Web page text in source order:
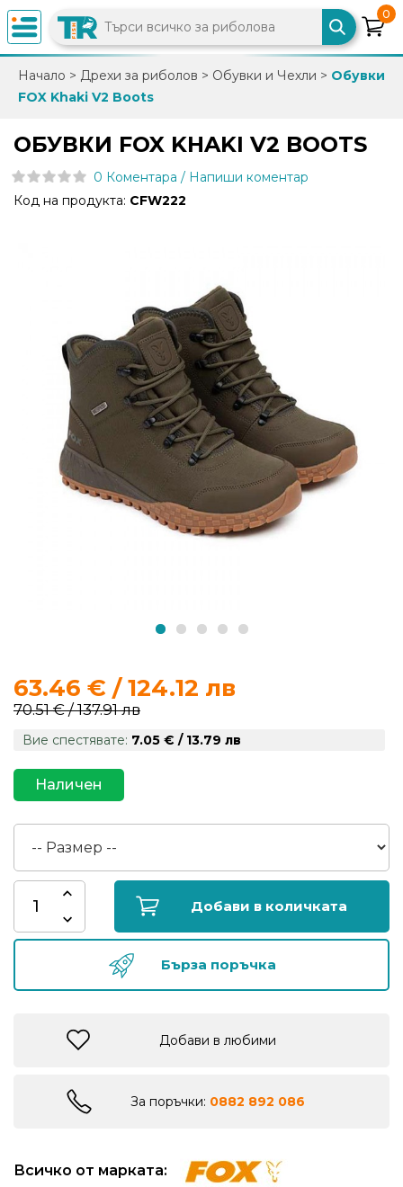
×
0882
086
info@trfish.com
Промоции
Нови
продукти
Захранки
Аксесоари
за
Влакна
за
риболов
Куки
за
риболов
за
Изкуствени
0
Начало > Дрехи за риболов > Обувки и Чехли > Обувки
FOX Khaki V2 Boots
ОБУВКИ FOX KHAKI V2 BOOTS
0 Коментара / Напиши коментар
Код на продукта: CFW222
63.46 € / 124.12 лв
70.51 € / 137.91 лв
Вие спестявате: 7.05 € / 13.79 лв
Наличен
Добави в количката
Бърза поръчка
Добави в любими
За поръчки: 0882 892 086
Всичко от марката: